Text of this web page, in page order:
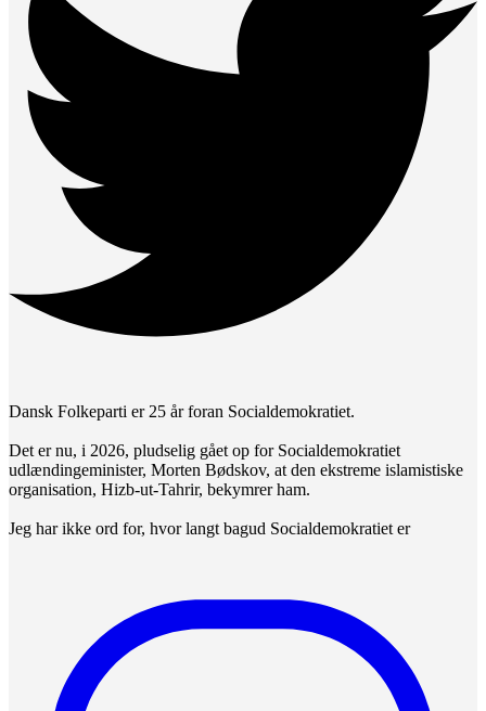
Dansk Folkeparti er 25 år foran Socialdemokratiet.
Det er nu, i 2026, pludselig gået op for Socialdemokratiet
udlændingeminister, Morten Bødskov, at den ekstreme islamistiske
organisation, Hizb-ut-Tahrir, bekymrer ham.
Jeg har ikke ord for, hvor langt bagud Socialdemokratiet er